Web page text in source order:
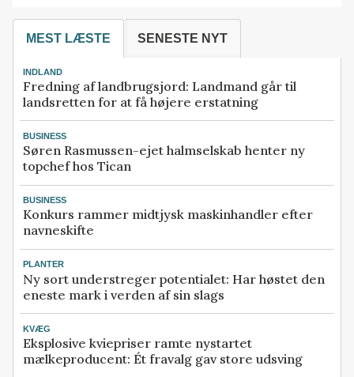
MEST LÆSTE SENESTE NYT
INDLAND
Fredning af landbrugsjord: Landmand går til
landsretten for at få højere erstatning
BUSINESS
Søren Rasmussen-ejet halmselskab henter ny
topchef hos Tican
BUSINESS
Konkurs rammer midtjysk maskinhandler efter
navneskifte
PLANTER
Ny sort understreger potentialet: Har høstet den
eneste mark i verden af sin slags
KVÆG
Eksplosive kviepriser ramte nystartet
mælkeproducent: Ét fravalg gav store udsving